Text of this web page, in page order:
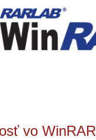
vo WinRAR